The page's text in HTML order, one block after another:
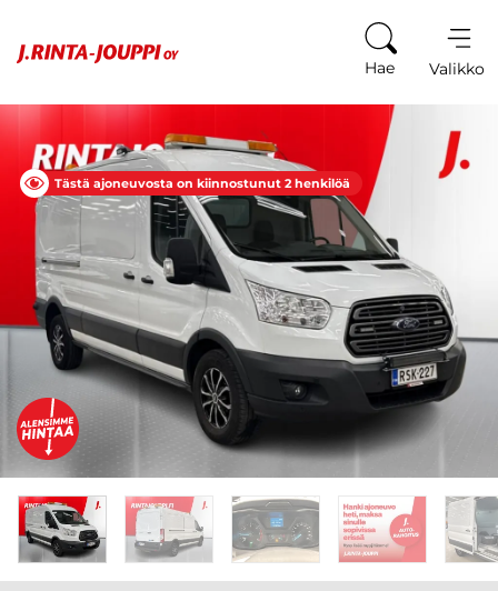
Hae Valikko
Tästä ajoneuvosta on kiinnostunut 2 henkilöä